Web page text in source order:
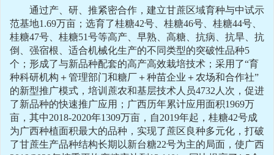
通过产、研 、推紧密合作，建立甘蔗区域育种与中试示
范基地1.69万亩 ； 选育了桂糖42号、桂糖46号 、桂糖44号、
桂糖47号、桂糖51号等高产、早熟、高糖、抗病、抗旱、抗
倒、强宿根、适合机械化生产的不同类型的突破性品种5
个 ；形成了与新品种配套的高产高效栽培技术 ； 采用了“育
种科研机构＋管理部门和糖厂＋种苗企业＋农场和合作社”
的新型推广模式，培训蔗农和基层技术人员4732人次， 促进
了新品种的快速推广应用 ； 广西历年累计应用面积1969万
亩，其中2018-2020年1309万亩 ， 自2019年起，桂糖42号成
为广西种植面积最大的品种，实现了蔗区良种多元化， 打破
了甘蔗生产品种结构长期以新台糖22号为主的局面，使广西